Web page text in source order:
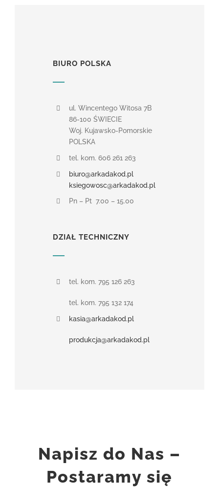
BIURO POLSKA
ul. Wincentego Witosa 7B
86-100 ŚWIECIE
Woj. Kujawsko-Pomorskie
POLSKA
tel. kom. 606 261 263
biuro@arkadakod.pl
ksiegowosc@arkadakod.pl
Pn – Pt 7.00 – 15.00
DZIAŁ TECHNICZNY
tel. kom. 795 126 263
tel. kom. 795 132 174
kasia@arkadakod.pl
produkcja@arkadakod.pl
Napisz do Nas –
Postaramy się